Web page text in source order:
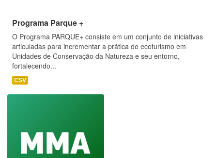
Programa Parque +
O Programa PARQUE+ consiste em um conjunto de iniciativas
articuladas para incrementar a prática do ecoturismo em
Unidades de Conservação da Natureza e seu entorno,
fortalecendo...
CSV